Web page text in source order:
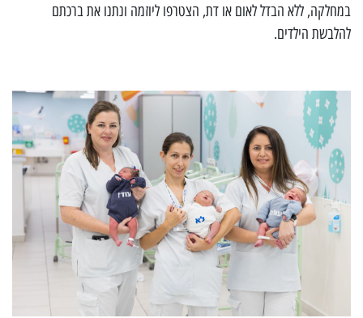
במחלקה, ללא הבדל לאום או דת, הצטרפו ליוזמה ונתנו את ברכתם
להלבשת הילדים.